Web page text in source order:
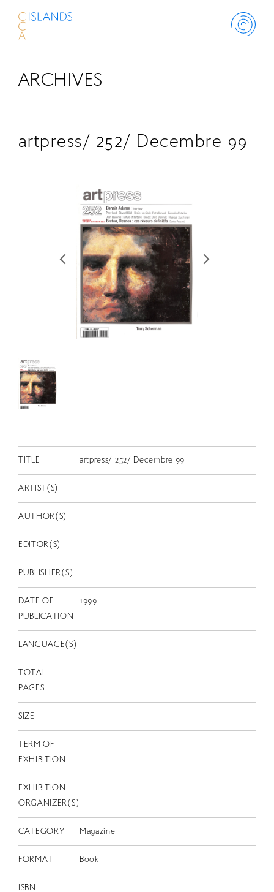
ABOUT
SCHOLARSHIP
コンサート
EN
ARCHIVES
artpress/ 252/ Decembre 99
TITLE artpress/ 252/ Decembre 99
ARTIST(S)
AUTHOR(S)
EDITOR(S)
PUBLISHER(S)
DATE OF
PUBLICATION
1999
LANGUAGE(S)
TOTAL
PAGES
SIZE
TERM OF
EXHIBITION
EXHIBITION
ORGANIZER(S)
CATEGORY Magazine
FORMAT Book
ISBN